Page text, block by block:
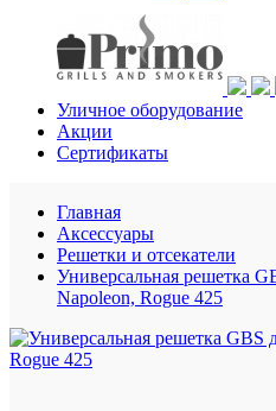
Уличное оборудование
Акции
Сертификаты
Главная
Аксессуары
Решетки и отсекатели
Универсальная решетка
Napoleon, Rogue 425